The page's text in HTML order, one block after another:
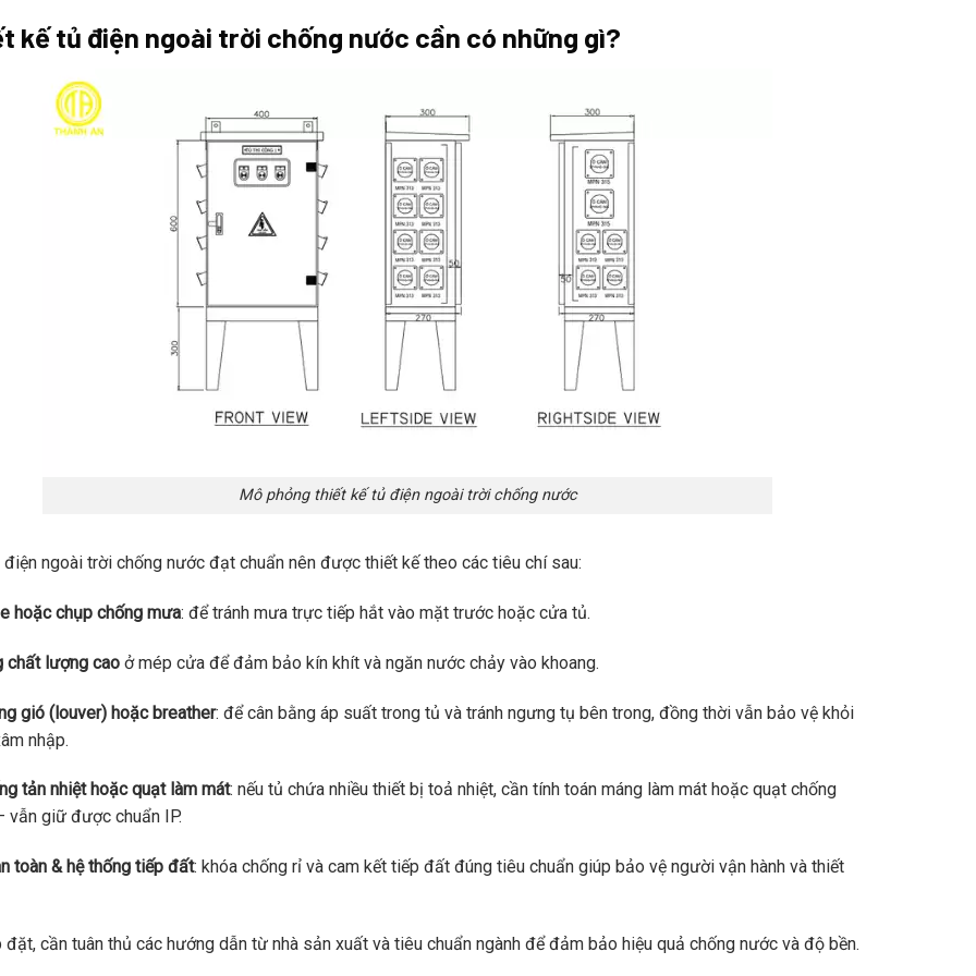
kế tủ điện ngoài trời chống nước cần có những gì?
Mô phỏng thiết kế tủ điện ngoài trời chống nước
ngoài trời chống nước đạt chuẩn nên được thiết kế theo các tiêu chí sau:
hoặc chụp chống mưa: để tránh mưa trực tiếp hắt vào mặt trước hoặc cửa tủ.
chất lượng cao ở mép cửa để đảm bảo kín khít và ngăn nước chảy vào khoang.
gió (louver) hoặc breather: để cân bằng áp suất trong tủ và tránh ngưng tụ bên trong, đồng thời vẫn bảo vệ khỏi
nhập.
tản nhiệt hoặc quạt làm mát: nếu tủ chứa nhiều thiết bị toả nhiệt, cần tính toán máng làm mát hoặc quạt chống
vẫn giữ được chuẩn IP.
toàn & hệ thống tiếp đất: khóa chống rỉ và cam kết tiếp đất đúng tiêu chuẩn giúp bảo vệ người vận hành và thiết
đặt, cần tuân thủ các hướng dẫn từ nhà sản xuất và tiêu chuẩn ngành để đảm bảo hiệu quả chống nước và độ bền.